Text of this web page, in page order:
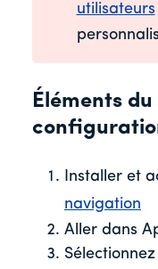
utilisateurs
Éléments
Installer et
navigation
Aller dans